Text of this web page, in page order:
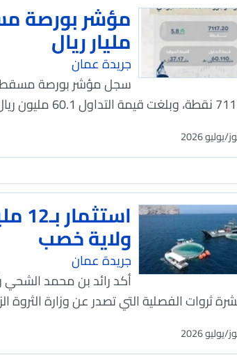
مليار ريال
جريدة عمان
مرتفعة بنسبة 47% عن آخر جل.
ولاية خصب
جريدة عمان
أكد رائد بن محمد
ثروات الفصلية التي تصدر عن وزارة الثروة